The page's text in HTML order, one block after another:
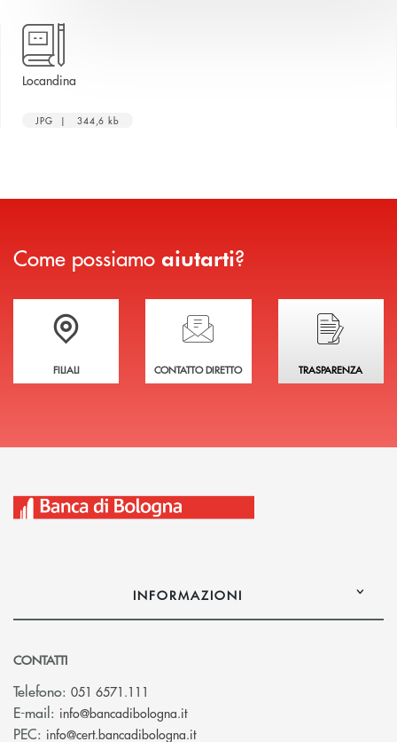
Locandina
JPG | 344,6 kb
Come possiamo aiutarti?
Trova la filiale più vicina a te
FILIALI
Hai bisogno di assistenza immediata?
CONTATTO DIRETTO
Hai bisogno di
TRASPARENZA
INFORMAZIONI
CONTATTI
Telefono: 051 6571.111
E-mail: info@bancadibologna.it(si apre l’app di posta elettronica)
PEC: info@cert.bancadibologna.it(si apre l’app di posta